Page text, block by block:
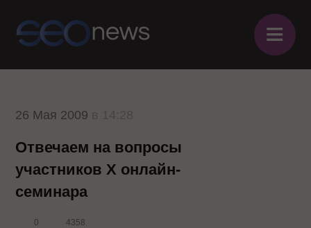
≡
26 Мая 2009
Отвечаем на вопросы
участников Х онлайн-
семинара
0 4358